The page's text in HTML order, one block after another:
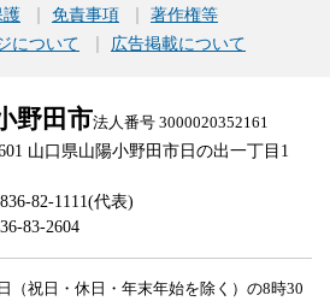
免責事項
著作権等
について
広告掲載について
野田市法人番号 3000020352161
山口県山陽小野田市日の出一丁目1
82-1111(代表)
83-2604
（祝日・休日・年末年始を除く）の8時30